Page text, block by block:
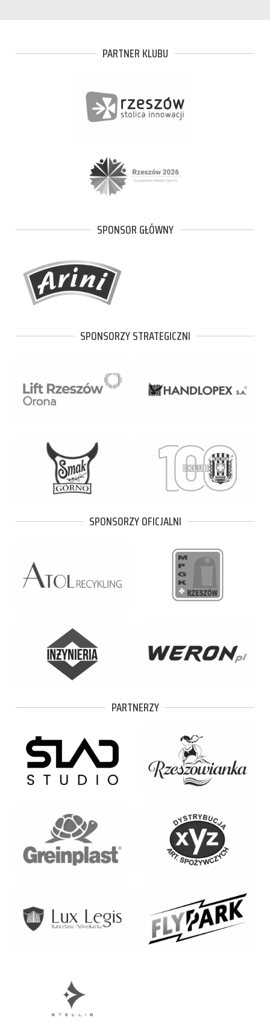
PARTNER KLUBU
SPONSOR GŁÓWNY
SPONSORZY STRATEGICZNI
SPONSORZY OFICJALNI
PARTNERZY